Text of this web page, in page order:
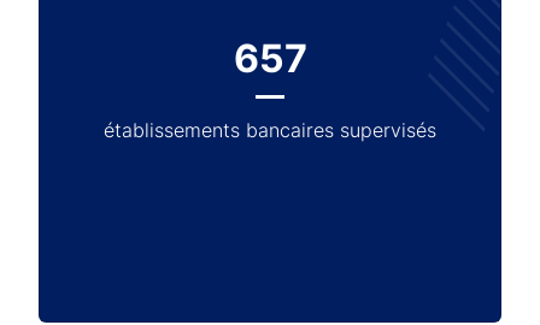
657
établissements bancaires supervisés